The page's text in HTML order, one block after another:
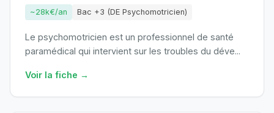
~28k€/an Bac +3 (DE Psychomotricien)
Le psychomotricien est un professionnel de santé
paramédical qui intervient sur les troubles du déve...
Voir la fiche →